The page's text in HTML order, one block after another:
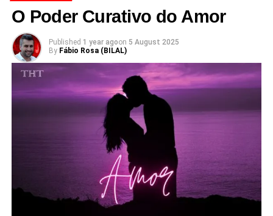
O Poder Curativo do Amor
Published 1 year agoon 5 August 2025
By Fábio Rosa (BILAL)